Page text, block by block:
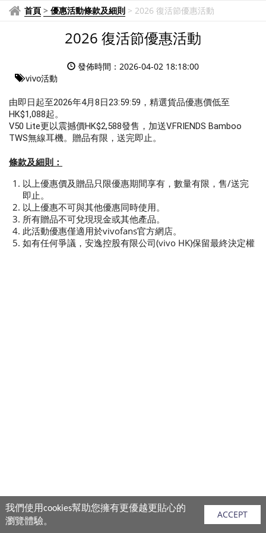
首頁 > 優惠活動條款及細則 > 2026 復活節優惠活動
2026 復活節優惠活動
發佈時間：2026-04-02 18:18:00
vivo活動
由即日起至2026年4月8日23:59:59，精選貨品優惠價低至
HK$1,088起。
V50 Lite更以震撼價HK$2,588發售，加送V.FRIENDS Bamboo
TWS無線耳機。贈品有限，送完即止。
條款及細則：
以上優惠價及贈品只限優惠期間享有，數量有限，售/送完
即止。
以上優惠不可與其他優惠同時使用。
所有贈品不可兌現現金或其他產品。
此活動優惠僅適用於vivofans官方網店。
如有任何爭議，安逸控股有限公司(vivo HK)保留最終決定權
我們使用cookies幫助您擁有更優越更貼心的
瀏覽體驗。
ACCEPT